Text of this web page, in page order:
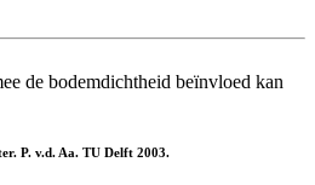
de bodemdichtheid beïnvloed kan
P. v.d. Aa. TU Delft 2003.